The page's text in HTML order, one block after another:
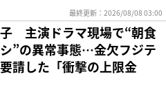
最終更新：2026/08/08 03:00
主演ドラマ現場で“朝食
”の異常事態…金欠フジテ
請した「衝撃の上限金